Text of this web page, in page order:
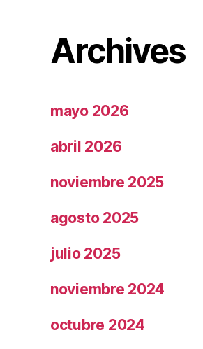
Archives
mayo 2026
abril 2026
noviembre 2025
agosto 2025
julio 2025
noviembre 2024
octubre 2024